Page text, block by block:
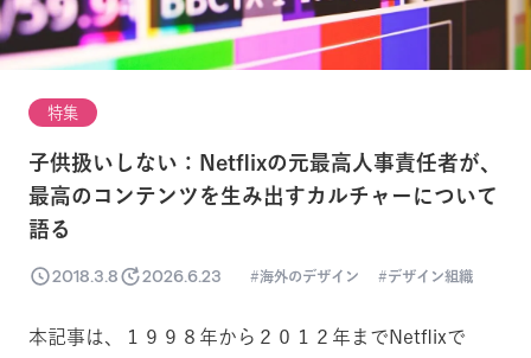
特集
子供扱いしない：Netflixの元最高人事責任者が、
最高のコンテンツを生み出すカルチャーについて
語る
2018.3.8 2026.6.23 海外のデザイン デザイン組織
本記事は、１９９８年から２０１２年までNetflixで